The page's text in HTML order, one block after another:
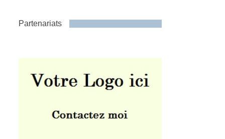
Partenariats